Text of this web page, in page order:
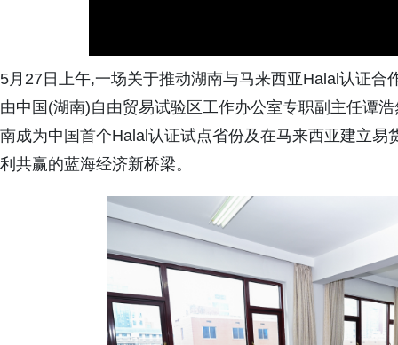
5月27日上午,一场关于推动湖南与马来西亚Halal认证
由中国(湖南)自由贸易试验区工作办公室专职副主任谭
南成为中国首个Halal认证试点省份及在马来西亚建立
利共赢的蓝海经济新桥梁。